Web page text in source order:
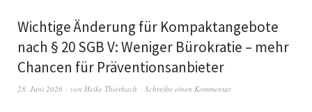
Wichtige Änderung für Kompaktangebote
nach § 20 SGB V: Weniger Bürokratie – mehr
Chancen für Präventionsanbieter
28. Juni 2026 von Heike Thierbach Schreibe einen Kommentar